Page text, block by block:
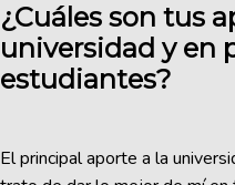
¿Cuáles son tus
universidad y en
estudiantes?
El principal aporte a la